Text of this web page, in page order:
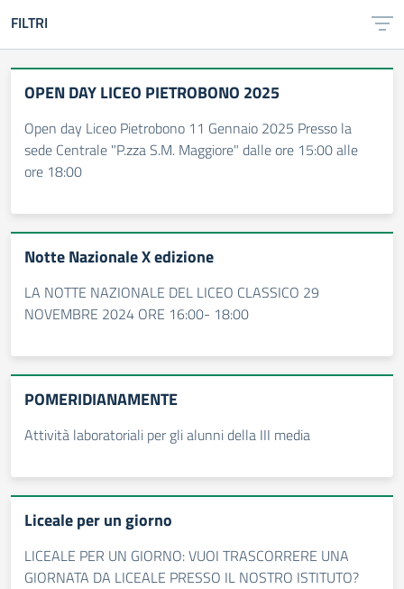
FILTRI
OPEN DAY LICEO PIETROBONO 2025
Open day Liceo Pietrobono 11 Gennaio 2025 Presso la
sede Centrale "P.zza S.M. Maggiore" dalle ore 15:00 alle
ore 18:00
Notte Nazionale X edizione
LA NOTTE NAZIONALE DEL LICEO CLASSICO 29
NOVEMBRE 2024 ORE 16:00- 18:00
POMERIDIANAMENTE
Attività laboratoriali per gli alunni della III media
Liceale per un giorno
LICEALE PER UN GIORNO: VUOI TRASCORRERE UNA
GIORNATA DA LICEALE PRESSO IL NOSTRO ISTITUTO?